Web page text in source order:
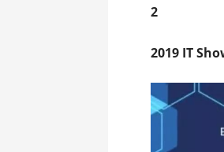
2
2019 IT